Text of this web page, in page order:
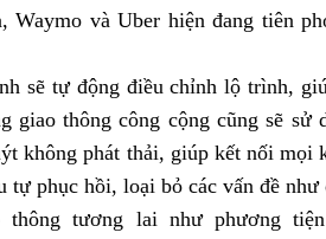
Waymo và Uber hiện đang tiên
sẽ tự động điều chỉnh lộ trình,
giao thông công cộng cũng sẽ sử
không phát thải, giúp kết nối mọi
phục hồi, loại bỏ các vấn đề như
thông tương lai như phương